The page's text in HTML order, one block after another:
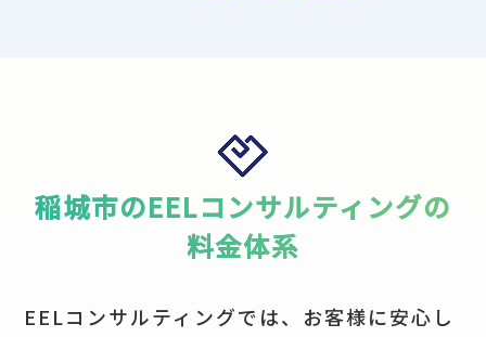
稲城市のEELコンサルティングの
料金体系
EELコンサルティングでは、お客様に安心し